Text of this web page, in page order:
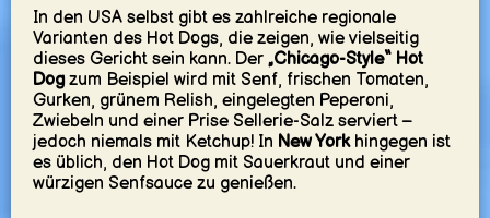
In den USA selbst gibt es zahlreiche regionale
Varianten des Hot Dogs, die zeigen, wie vielseitig
dieses Gericht sein kann. Der „Chicago-Style“ Hot
Dogzum Beispiel wird mit Senf, frischen Tomaten,
Gurken, grünem Relish, eingelegten Peperoni,
Zwiebeln und einer Prise Sellerie-Salz serviert –
jedoch niemals mit Ketchup! In New Yorkhingegen ist
es üblich, den Hot Dog mit Sauerkraut und einer
würzigen Senfsauce zu genießen.